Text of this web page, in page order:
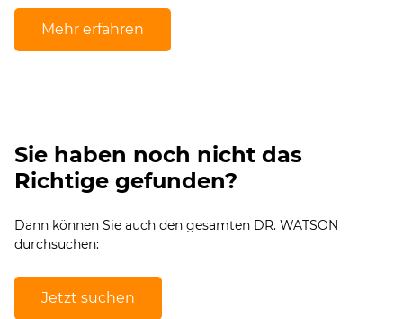
Mehr erfahren
Sie haben noch nicht das
Richtige gefunden?
Dann können Sie auch den gesamten DR. WATSON
durchsuchen:
Jetzt suchen